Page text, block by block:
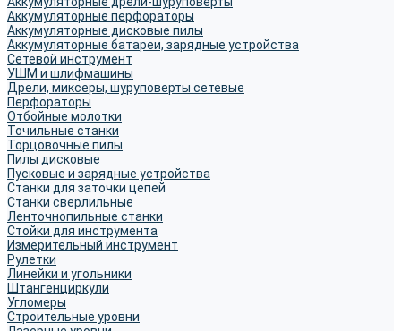
Аккумуляторные перфораторы
Аккумуляторные дисковые пилы
Аккумуляторные батареи, зарядные устройства
Сетевой инструмент
УШМ и шлифмашины
Дрели, миксеры, шуруповерты сетевые
Перфораторы
Отбойные молотки
Точильные станки
Торцовочные пилы
Пилы дисковые
Пусковые и зарядные устройства
Станки для заточки цепей
Станки сверлильные
Ленточнопильные станки
Стойки для инструмента
Измерительный инструмент
Рулетки
Линейки и угольники
Штангенциркули
Угломеры
Строительные уровни